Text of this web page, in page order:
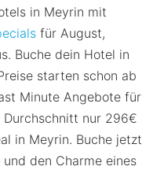
in Meyrin mit
für August,
Buche dein Hotel in
starten schon ab
Minute Angebote für
Durchschnitt nur 296€
in Meyrin. Buche jetzt
den Charme eines